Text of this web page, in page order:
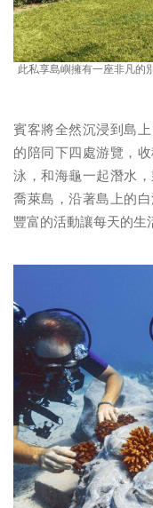
此私享島嶼擁有一座非凡的
賓客將全然沉浸到島
的陪同下四處游覽，
泳，和海龜一起潛水
喬萊島，沿著島上的
豐富的活動讓每天的生